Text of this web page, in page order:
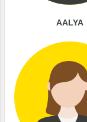
AALYA